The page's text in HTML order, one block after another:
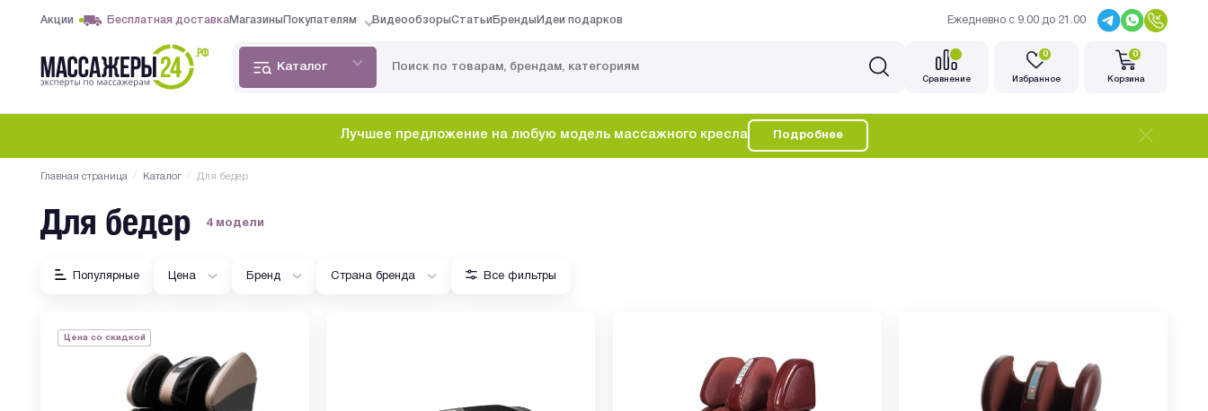
Акции Бесплатная доставкаМагазины Покупателям ВидеообзорыСтатьи Бренды Идеи подарков Ежедневно с 9.00 до 21.00
Каталог
Cравнение
0
Избранное
0
Корзина
Лучшее предложение на любую модель массажного кресла Подробнее
Главная страница / Каталог / Для бедер
Для бедер 4 модели
Популярные Цена Бренд Страна бренда Все фильтры
Цена со скидкой